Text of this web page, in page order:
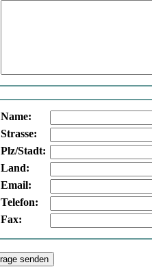
Name:
Strasse:
Plz/Stadt:
Land:
Email:
Telefon:
Fax: